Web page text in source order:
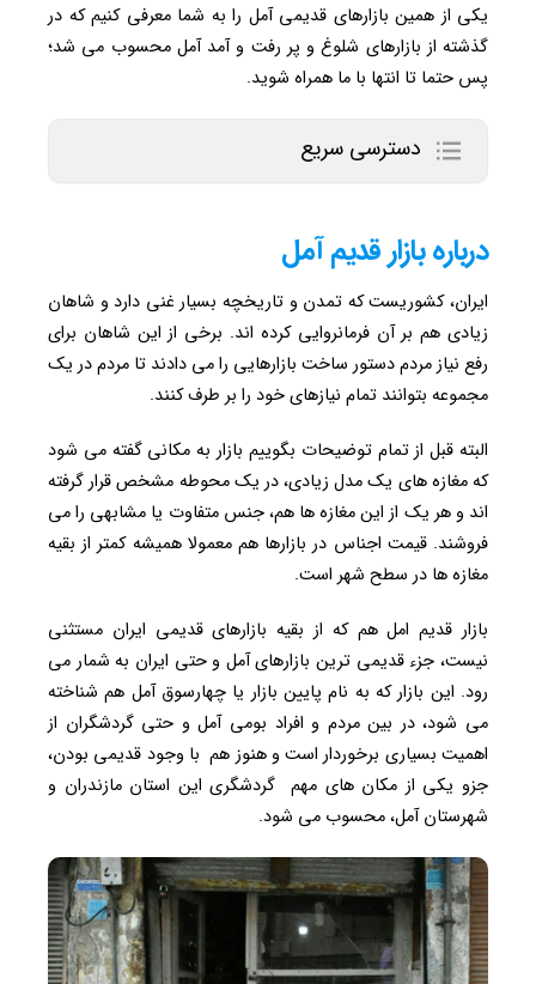
یکی از همین بازارهای قدیمی آمل را به شما معرفی کنیم که در
گذشته از بازارهای شلوغ و پر رفت و آمد آمل محسوب می شد؛
پس حتما تا انتها با ما همراه شوید.
دسترسی سریع
دربارهبازار قدیم آمل
ایران، کشوریست که تمدن و تاریخچه بسیار غنی دارد و شاهان
زیادی هم بر آن فرمانروایی کرده اند. برخی از این شاهان برای
رفع نیاز مردم دستور ساخت بازارهایی را می دادند تا مردم در یک
مجموعه بتوانند تمام نیازهای خود را بر طرف کنند.
البته قبل از تمام توضیحات بگوییم بازار به مکانی گفته می شود
که مغازه های یک مدل زیادی، در یک محوطه مشخص قرار گرفته
اند و هر یک از این مغازه ها هم، جنس متفاوت یا مشابهی را می
فروشند. قیمت اجناس در بازارها هم معمولا همیشه کمتر از بقیه
مغازه ها در سطح شهر است.
بازار قدیم امل هم که از بقیه بازارهای قدیمی ایران مستثنی
نیست، جزء قدیمی ترین بازارهای آمل و حتی ایران به شمار می
رود. این بازار که به نام پایین بازار یا چهارسوق آمل هم شناخته
می شود، در بین مردم و افراد بومی آمل و حتی گردشگران از
اهمیت بسیاری برخوردار است و هنوز هم با وجود قدیمی بودن،
جزو یکی از مکان های مهم گردشگری این استان مازندران و
شهرستان آمل، محسوب می شود.